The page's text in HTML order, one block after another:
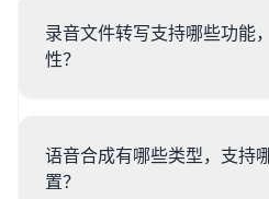
录音文件转写支持哪些功能
性？
语音合成有哪些类型，支持
置？